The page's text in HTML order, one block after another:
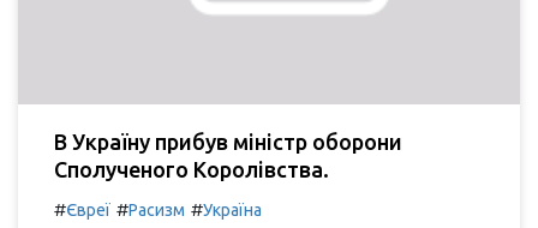
В Україну прибув міністр оборони
Сполученого Королівства.
#Євреї #Расизм #Україна